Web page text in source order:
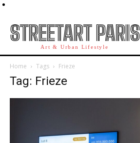
STREETART PARIS
Art & Urban Lifestyle
Home Tags Frieze
Tag: Frieze